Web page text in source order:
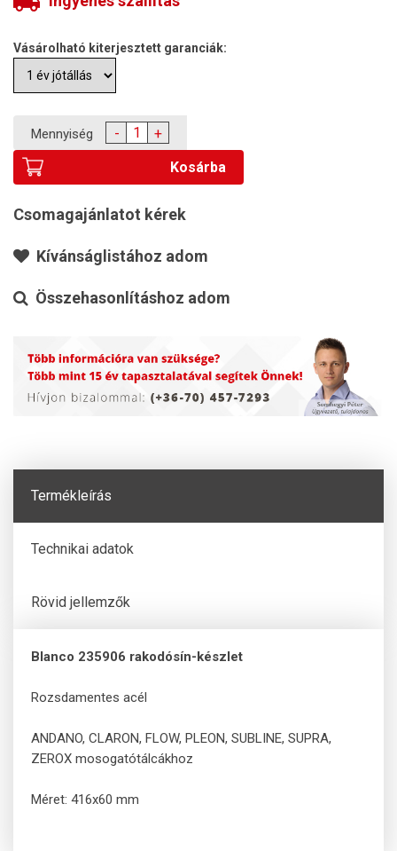
Vásárolható kiterjesztett garanciák:
Mennyiség -
+
Kosárba
Csomagajánlatot kérek
Kívánságlistához adom
Összehasonlításhoz adom
Termékleírás
Technikai adatok
Rövid jellemzők
Blanco 235906 rakodósín-készlet
Rozsdamentes acél
ANDANO, CLARON, FLOW, PLEON, SUBLINE, SUPRA,
ZEROX mosogatótálcákhoz
Méret: 416x60 mm